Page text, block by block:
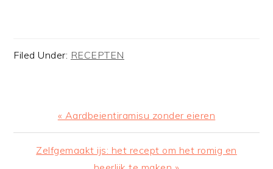
Filed Under: RECEPTEN
Previous
Post:
« Aardbeientiramisu zonder eieren
Next
Zelfgemaakt ijs: het recept om het romig en